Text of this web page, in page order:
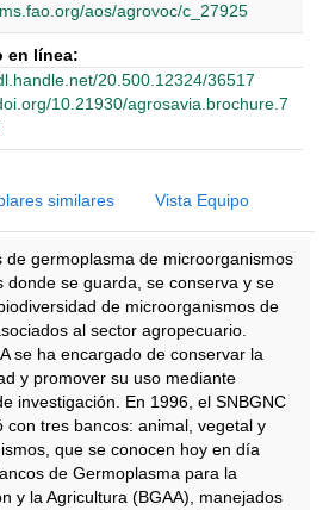
aos/agrovoc/c_27925
en línea:
20.500.12324/36517
10.21930/agrosavia.brochure.7
similares Vista Equipo
de germoplasma de microorganismos
donde se guarda, se conserva y se
de microorganismos de
al sector agropecuario.
se ha encargado de conservar la
y promover su uso mediante
investigación. En 1996, el SNBGNC
con tres bancos: animal, vegetal y
que se conocen hoy en día
de Germoplasma para la
y la Agricultura (BGAA), manejados